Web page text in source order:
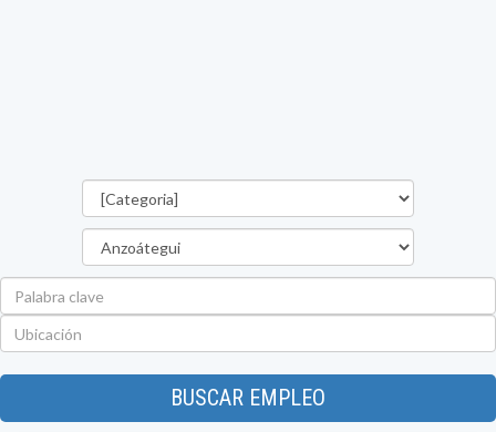
BUSCAR EMPLEO